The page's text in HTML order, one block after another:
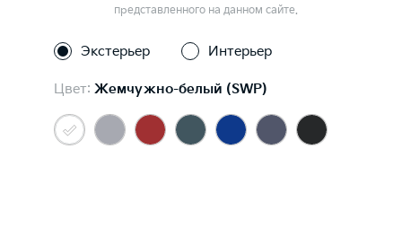
представленного на данном сайте.
Экстерьер Интерьер
Цвет: Жемчужно-белый (SWP)